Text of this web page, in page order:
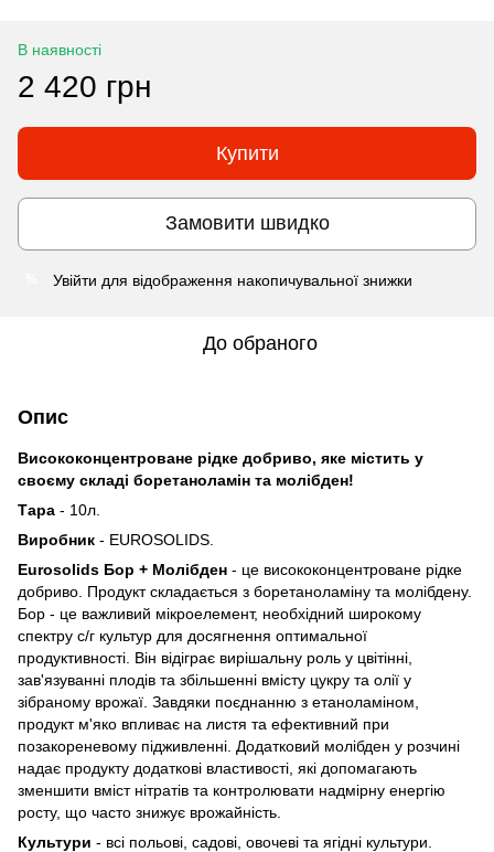
В наявності
2 420 грн
Купити
Замовити швидко
Увійти для відображення накопичувальної знижки
До обраного
Опис
Висококонцентроване рідке добриво, яке містить у
своєму складі боретаноламін та молібден!
Тара - 10л.
Виробник - EUROSOLIDS.
Eurosolids Бор + Молібден - це висококонцентроване рідке
добриво. Продукт складається з боретаноламіну та молібдену.
Бор - це важливий мікроелемент, необхідний широкому
спектру с/г культур для досягнення оптимальної
продуктивності. Він відіграє вирішальну роль у цвітінні,
зав'язуванні плодів та збільшенні вмісту цукру та олії у
зібраному врожаї. Завдяки поєднанню з етаноламіном,
продукт м'яко впливає на листя та ефективний при
позакореневому підживленні. Додатковий молібден у розчині
надає продукту додаткові властивості, які допомагають
зменшити вміст нітратів та контролювати надмірну енергію
росту, що часто знижує врожайність.
Культури - всі польові, садові, овочеві та ягідні культури.